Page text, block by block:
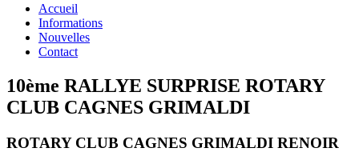
Accueil
Informations
Nouvelles
Contact
10ème RALLYE SURPRISE ROTARY
CLUB CAGNES GRIMALDI
ROTARY CLUB CAGNES GRIMALDI RENOIR